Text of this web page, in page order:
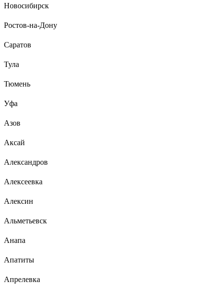
низких температур.
Новосибирск
Ростов-на-Дону
Саратов
Тула
Тюмень
Уфа
Азов
Аксай
Александров
Алексеевка
Алексин
Альметьевск
Анапа
Апатиты
Апрелевка